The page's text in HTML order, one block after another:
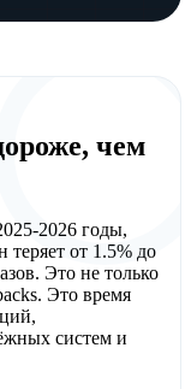
чем
2026 годы,
теряет от 1.5% до
Это не только
Это время
систем и